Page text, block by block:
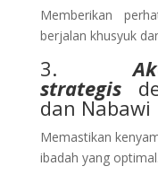
Memberikan
berjalan khusyuk
3.
strategis
dan Nabawi
Memastikan
ibadah yang optimal.